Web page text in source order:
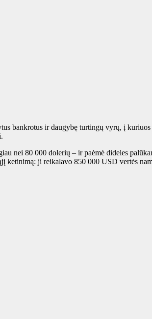
bankrotus ir daugybę turtingų vyrų, į
nei 80 000 dolerių – ir paėmė dideles
ketinimą: ji reikalavo 850 000 USD vertės